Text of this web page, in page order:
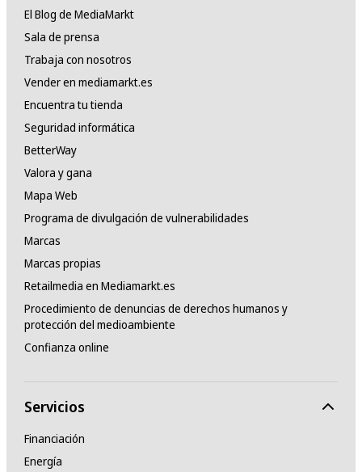
El Blog de MediaMarkt
Sala de prensa
Trabaja con nosotros
Vender en mediamarkt.es
Encuentra tu tienda
Seguridad informática
BetterWay
Valora y gana
Mapa Web
Programa de divulgación de vulnerabilidades
Marcas
Marcas propias
Retailmedia en Mediamarkt.es
Procedimiento de denuncias de derechos humanos y
protección del medioambiente
Confianza online
Servicios
Financiación
Energía